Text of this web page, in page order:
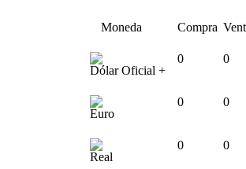
Moneda Compra
Dólar Oficial +
0 0
Euro
0 0
Real
0 0